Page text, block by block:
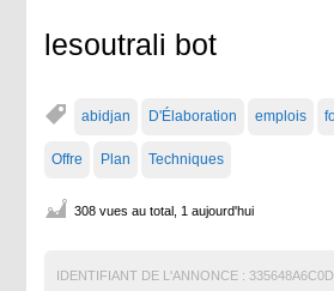
lesoutrali bot
abidjan D'Élaboration emplois
Offre Plan Techniques
308 vues au total, 1 aujourd'hui
IDENTIFIANT DE L'ANNONCE :